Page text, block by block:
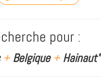
pour :
+Belgique +Hainaut"